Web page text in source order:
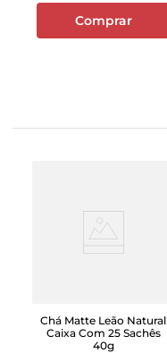
Comprar
Chá Matte Leão Natural
Caixa Com 25 Sachês
40g